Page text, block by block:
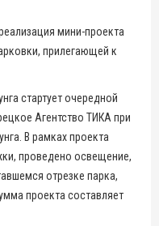
мини-проекта
прилегающей к
стартует очередной
Агентство ТИКА при
В рамках проекта
проведено освещение,
отрезке парка,
проекта составляет